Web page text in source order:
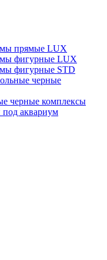
прямые LUX
фигурные LUX
фигурные STD
черные
черные комплексы
аквариум